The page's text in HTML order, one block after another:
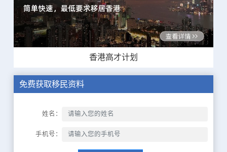
香港高才计划
免费获取移民资料
姓名：
手机号：